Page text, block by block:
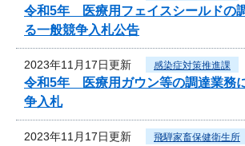
令和5年 医療用フェイスシールドの
る一般競争入札公告
2023年11月17日更新 感染症対策推進課
令和5年 医療用ガウン等の調達業務
争入札
2023年11月17日更新 飛騨家畜保健衛生所